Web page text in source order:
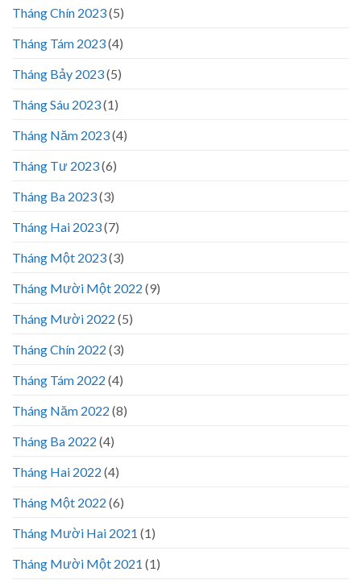
Tháng Chín 2023(5)
Tháng Tám 2023(4)
Tháng Bảy 2023(5)
Tháng Sáu 2023(1)
Tháng Năm 2023(4)
Tháng Tư 2023(6)
Tháng Ba 2023(3)
Tháng Hai 2023(7)
Tháng Một 2023(3)
Tháng Mười Một 2022 (9)
Tháng Mười 2022 (5)
Tháng Chín 2022 (3)
Tháng Tám 2022 (4)
Tháng Năm 2022 (8)
Tháng Ba 2022 (4)
Tháng Hai 2022 (4)
Tháng Một 2022 (6)
Tháng Mười Hai 2021 (1)
Tháng Mười Một 2021 (1)